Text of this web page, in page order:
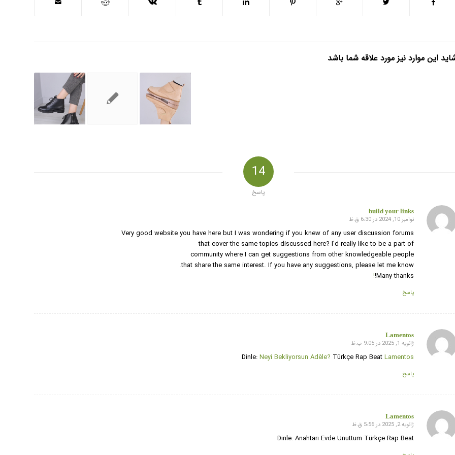
این موارد نیز مورد علاقه شما باشد
14
پاسخ
build your links
گفته:
نوامبر 10, 2024 در 6:30 ق.ظ
Very good website you have here but I was wondering if you knew of any user discussion forums
that cover the same topics discussed here? I’d really like to be a part of
community where I can get suggestions from other knowledgeable people
that share the same interest. If you have any suggestions, please let me know.
Many thanks!
!
پاسخ
Lamentos
گفته:
ژانویه 1, 2025 در 9:05 ب.ظ
Dinle:Neyi Bekliyorsun Adèle? Türkçe Rap BeatLamentos
پاسخ
Lamentos
گفته:
ژانویه 2, 2025 در 5:56 ق.ظ
Dinle: Anahtarı Evde Unuttum Türkçe Rap Beat